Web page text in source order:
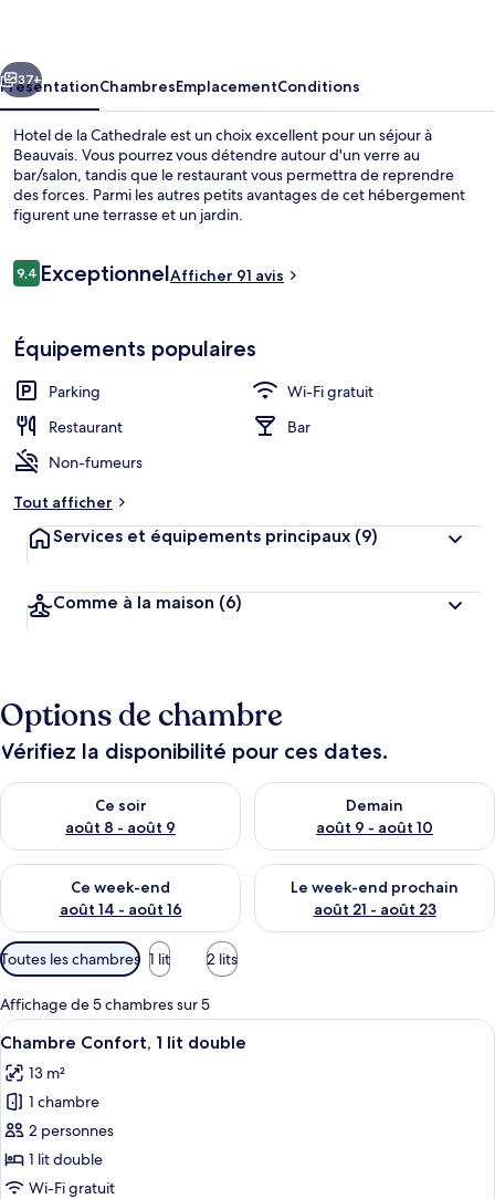
Suivant
37+
PrésentationChambresEmplacementConditions
Hotel de la Cathedrale est un choix excellent pour un séjour à
Beauvais. Vous pourrez vous détendre autour d'un verre au
bar/salon, tandis que le restaurant vous permettra de reprendre
des forces. Parmi les autres petits avantages de cet hébergement
figurent une terrasse et un jardin.
Avis
voyageurs
9,49,4 sur 10
ExceptionnelAfficher 91 avis
Équipements populaires
Parking
Wi-Fi gratuit
Restaurant
Bar
Non-fumeurs
Tout afficher
Services et équipements principaux (9)
Comme à la maison (6)
Options de chambre
Vérifiez la disponibilité pour ces dates.
Ce soir
août 8 - août 9
Vérifier la disponibilité pour ce soir août 8 - août 9
Demain
août 9 - août 10
Vérifier la disponibilité pour
Ce week-end
août 14 - août 16
Vérifier la disponibilité pour ce week-end août 14 - août 16
Le week-end prochain
août 21 - août 23
Vérifier la disponibilité pour
Filtres
disponibles
pour
les
chambres
Toutes les chambres 1 lit 2 lits
Affichage de 5 chambres sur 5
Afficher
toutes
les
photos
pour
ce
type
Un lit bien fait, agrémenté
3
Chambre Confort, 1 lit double
13 m²
1 chambre
2 personnes
1 lit double
Wi-Fi gratuit